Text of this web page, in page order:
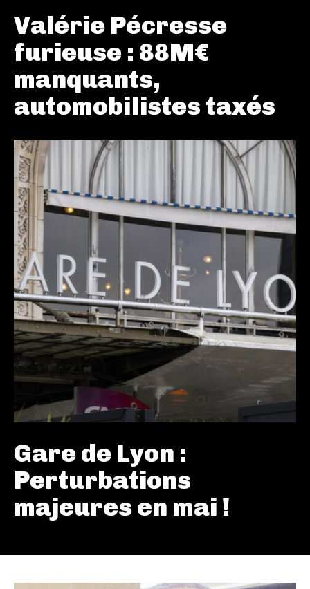
Valérie Pécresse
furieuse : 88M€
manquants,
automobilistes taxés
Gare de Lyon :
Perturbations
majeures en mai !